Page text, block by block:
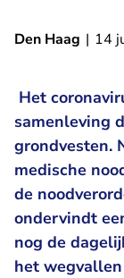
Den Haag | 14
Het
samenleving
grondvesten.
medische
de
ondervindt
nog de
het